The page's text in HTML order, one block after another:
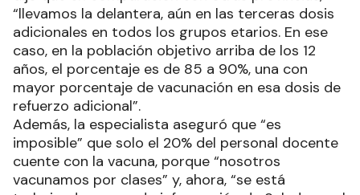
“llevamos la delantera, aún en las terceras dosis
adicionales en todos los grupos etarios. En ese
caso, en la población objetivo arriba de los 12
años, el porcentaje es de 85 a 90%, una con
mayor porcentaje de vacunación en esa dosis de
refuerzo adicional”.
Además, la especialista aseguró que “es
imposible” que solo el 20% del personal docente
cuente con la vacuna, porque “nosotros
vacunamos por clases” y, ahora, “se está